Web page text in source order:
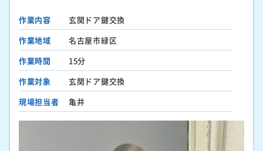
作業内容
玄関ドア鍵交換
作業地域
名古屋市緑区
作業時間
15分
作業対象
玄関ドア鍵交換
現場担当者
亀井